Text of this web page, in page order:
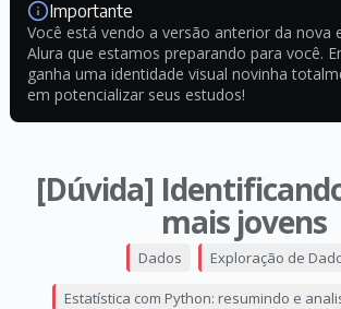
Importante
Você está vendo a versão anterior da nova
Alura que estamos preparando para você.
ganha uma identidade visual novinha
em potencializar seus estudos!
[Dúvida]
mais jovens
Dados Exploração de
Estatística com Python: resumindo e